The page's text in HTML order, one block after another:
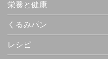
栄養と健康
くるみパン
レシピ